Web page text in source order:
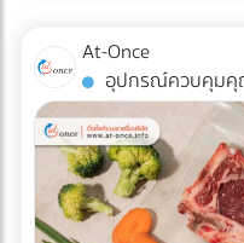
หรือรถตอกเสาเข็ม จมน้ำ นี่
พื้นที่ก่อสร้าง ว่าด้วย วิธีป้
ด้วยการวาง ระบบระบายน้
ปัญหาและความท้าทายขอ
เผชิญกับสภาพดินเหนียวที่อุ้
สูง เมื่อเกิดฝนตกหนัก น้ำ
At-Once
อุปกรณ์ควบคุม